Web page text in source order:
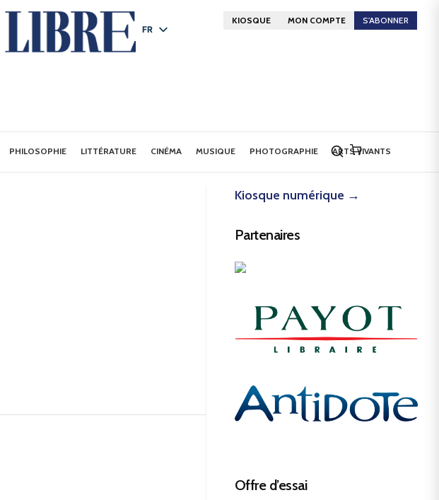
FR
KIOSQUE MON COMPTE S'ABONNER
PHILOSOPHIE LITTÉRATURE CINÉMA MUSIQUE PHOTOGRAPHIE ARTS VIVANTS
Kiosque numérique →
Partenaires
Offre d’essai